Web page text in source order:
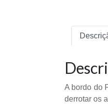
A bordo do
derrotar os